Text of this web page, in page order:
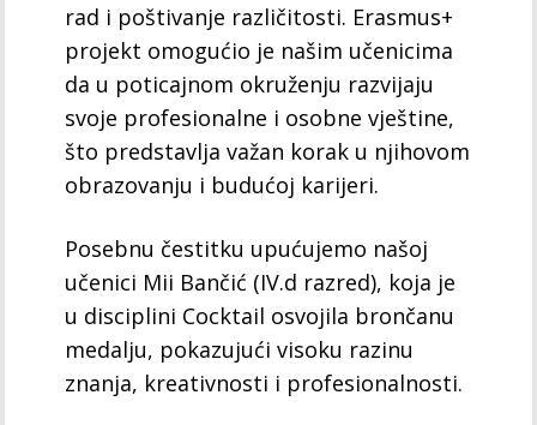
rad i poštivanje različitosti. Erasmus+
projekt omogućio je našim učenicima
da u poticajnom okruženju razvijaju
svoje profesionalne i osobne vještine,
što predstavlja važan korak u njihovom
obrazovanju i budućoj karijeri.
Posebnu čestitku upućujemo našoj
učenici Mii Bančić (IV.d razred), koja je
u disciplini Cocktail osvojila brončanu
medalju, pokazujući visoku razinu
znanja, kreativnosti i profesionalnosti.